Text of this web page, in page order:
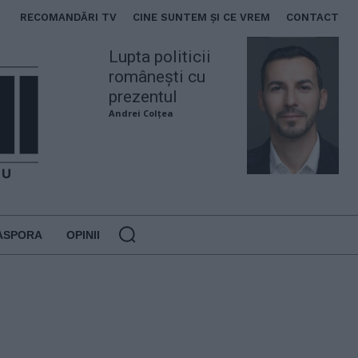
RECOMANDĂRI TV CINE SUNTEM ȘI CE VREM CONTACT
Lupta politicii
românești cu
prezentul
Andrei Colțea
OPINII